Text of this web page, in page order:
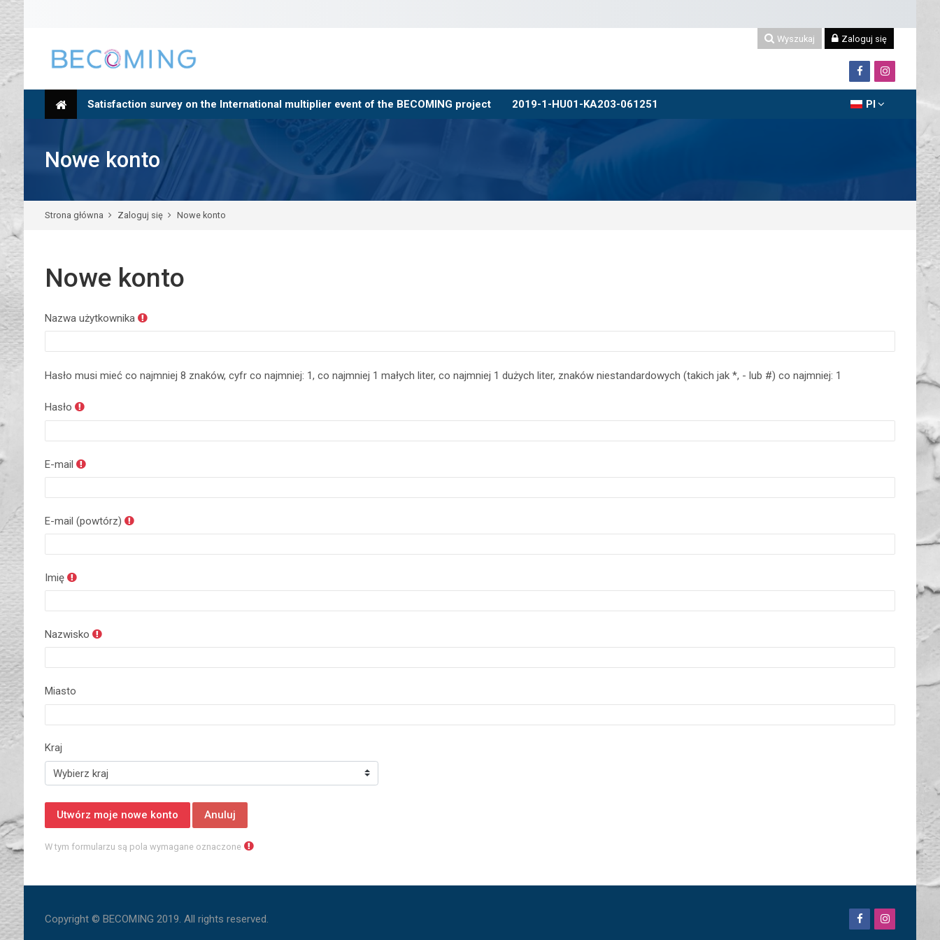
Skip to navigation
Skip to search form
Skip to login form
Skip to footer
Przejdź do głównej zawartości
Wyszukaj Zaloguj się
Satisfaction survey on the International multiplier event of the BECOMING project 2019-1-HU01-KA203-061251 Pl
Nowe konto
Strona główna Zaloguj się Nowe konto
Nowe konto
Nazwa użytkownika
Hasło musi mieć co najmniej 8 znaków, cyfr co najmniej: 1, co najmniej 1 małych liter, co najmniej 1 dużych liter, znaków niestandardowych (takich jak *, - lub #) co najmniej: 1
Hasło
E-mail
E-mail (powtórz)
Imię
Nazwisko
Miasto
Kraj
W tym formularzu są pola wymagane oznaczone
Copyright © BECOMING 2019. All rights reserved.